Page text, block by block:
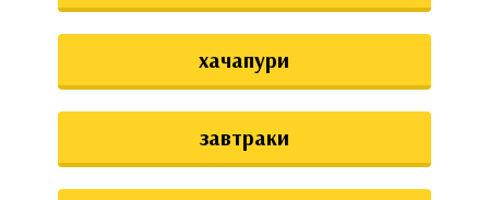
хачапури
завтраки